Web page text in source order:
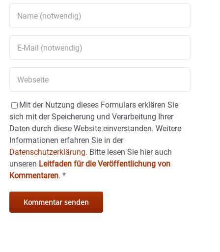
Mit der Nutzung dieses Formulars erklären Sie
sich mit der Speicherung und Verarbeitung Ihrer
Daten durch diese Website einverstanden. Weitere
Informationen erfahren Sie in der
Datenschutzerklärung. Bitte lesen Sie hier auch
unseren Leitfaden für die Veröffentlichung von
Kommentaren. *